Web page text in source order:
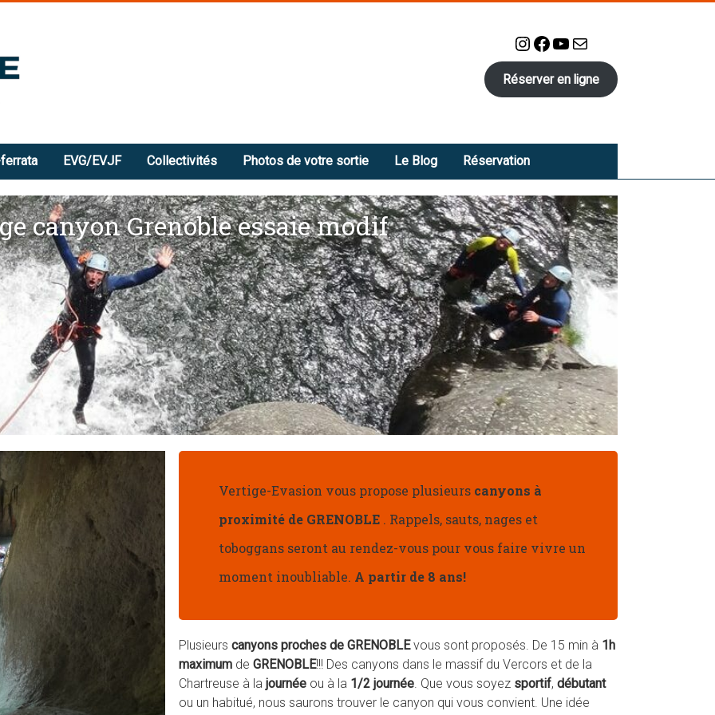
Instagram
Facebook
YouTube
E-mail
Réserver en ligne
EVG/EVJF Collectivités Photos de votre sortie Le Blog Réservation
canyon Grenoble essaie modif
Vertige-Evasion vous propose plusieurs canyons à
proximité de GRENOBLE . Rappels, sauts, nages et
toboggans seront au rendez-vous pour vous faire vivre un
moment inoubliable. A partir de 8 ans!
Plusieurs canyons proches de GRENOBLEvous sont proposés. De 15 min à 1h
maximum de GRENOBLE!!! Des canyons dans le massif du Vercors et de la
Chartreuse à la journée ou à la 1/2 journée. Que vous soyez sportif, débutant
ou un habitué, nous saurons trouver le canyon qui vous convient. Une idée